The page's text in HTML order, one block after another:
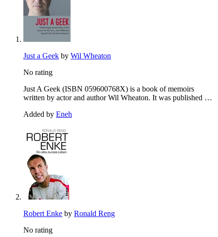
Just a Geek by Wil Wheaton
No rating
Just A Geek (ISBN 059600768X) is a book of memoirs
written by actor and author Wil Wheaton. It was published …
Added by Eneh
Robert Enke by Ronald Reng
No rating